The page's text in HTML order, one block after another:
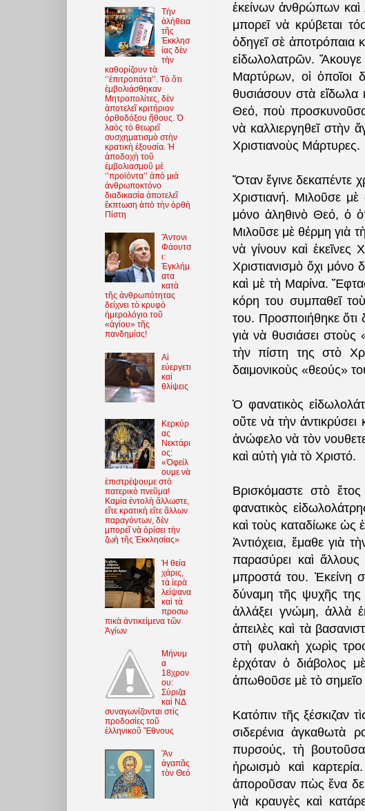
ἐκείνων ἀνθρώπων καὶ
μπορεῖ νὰ κρύβεται
ὁδηγεῖ σὲ ἀποτρόπαια
εἰδωλολατρῶν. Ἄκουγε
Μαρτύρων, οἱ ὁποῖοι
θυσιάσουν στὰ εἴδωλα
Θεό, ποὺ
νὰ καλλιεργηθεῖ στὴν
Χριστιανοὺς Μάρτυρες.
Ὅταν ἔγινε δεκαπέντε
Χριστιανή. Μιλοῦσε
μόνο ἀληθινὸ Θεό, ὁ
Μιλοῦσε μὲ θέρμη γιὰ
νὰ γίνουν καὶ
Χριστιανισμὸ ὄχι μόνο
καὶ μὲ τὴ Μαρίνα.
κόρη του συμπαθεῖ
του. Προσποιήθηκε ὅτι
γιὰ νὰ θυσιάσει
τὴν πίστη της στὸ
δαιμονικοὺς «θεούς»
Ὁ φανατικὸς
οὔτε νὰ τὴν
ἀνώφελο νὰ τὸν
καὶ αὐτὴ γιὰ τὸ Χριστό.
Βρισκόμαστε στὸ
φανατικὸς
καὶ τοὺς καταδίωκε ὡς
Ἀντιόχεια, ἔμαθε γιὰ
παρασύρει καὶ
μπροστά του. Ἐκείνη
δύναμη τῆς ψυχῆς
ἀλλάξει γνώμη, ἀλλὰ
ἀπειλὲς καὶ τὰ
στὴ φυλακὴ χωρὶς
ἐρχόταν ὁ διάβολος
ἀπωθοῦσε μὲ τὸ
Κατόπιν τῆς ξέσκιζαν
σιδερένια ἀγκαθωτὰ
πυρσούς, τὴ
ἡρωισμὸ καὶ
ἀποροῦσαν πὼς ἕνα
γιὰ κραυγὲς καὶ
Τὴν
ἀλήθεια
τῆς
Ἐκκλησ
ίας δὲν
τὴν
καθορίζουν τὰ
‘’ἐπιτροπάτα’’. Τὸ ὅτι
ἐμβολιάσθηκαν
Μητροπολίτες, δὲν
ἀποτελεῖ κριτήριον
ὀρθοδόξου ἤθους. Ὁ
λαὸς τὸ θεωρεῖ
συσχηματισμὸ στὴν
κρατικὴ ἐξουσία. Ἡ
ἀποδοχὴ τοῦ
ἐμβολιασμοῦ μὲ
‘’προϊόντα’’ ἀπὸ μιὰ
ἀνθρωποκτόνο
διαδικασία ἀποτελεῖ
ἔκπτωση ἀπὸ τὴν ὀρθὴ
Πίστη
Ἄντονι
Φάουτσ
ι:
Ἐγκλήμ
ατα
κατὰ
τῆς ἀνθρωπότητας
δείχνει τὸ κρυφὸ
ἡμερολόγιο τοῦ
«ἁγίου» τῆς
πανδημίας!
Αἱ
εὐεργετι
καί
θλίψεις
Κερκύρ
ας
Νεκτάρι
ος:
«Ὀφείλ
ουμε νὰ
ἐπιστρέψουμε στὸ
πατερικὸ πνεῦμα!
Καμία ἐντολὴ ἄλλωστε,
εἴτε κρατικὴ εἴτε ἄλλων
παραγόντων, δὲν
μπορεῖ νὰ ὁρίσει τὴν
ζωὴ τῆς Ἐκκλησίας»
Ἡ θεία
χάρις,
τὰ ἱερὰ
λείψανα
καὶ τὰ
προσω
πικὰ ἀντικείμενα τῶν
Ἁγίων
Μήνυμ
α
18χρον
ου:
Σύριζα
καὶ ΝΔ
συναγωνίζονται στὶς
προδοσίες τοῦ
ἑλληνικοῦ Ἔθνους
Ἄν
ἀγαπᾶς
τὸν Θεό